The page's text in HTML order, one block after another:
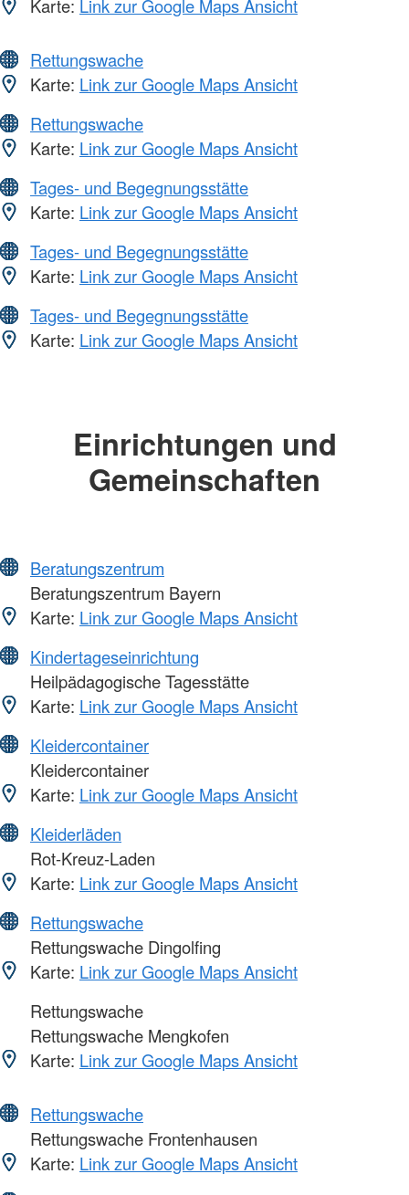
Karte: Link zur Google Maps Ansicht
Rettungswache
Karte: Link zur Google Maps Ansicht
Rettungswache
Karte: Link zur Google Maps Ansicht
Tages- und Begegnungsstätte
Karte: Link zur Google Maps Ansicht
Tages- und Begegnungsstätte
Karte: Link zur Google Maps Ansicht
Tages- und Begegnungsstätte
Karte: Link zur Google Maps Ansicht
Einrichtungen und
Gemeinschaften
Beratungszentrum
Beratungszentrum Bayern
Karte: Link zur Google Maps Ansicht
Kindertageseinrichtung
Heilpädagogische Tagesstätte
Karte: Link zur Google Maps Ansicht
Kleidercontainer
Kleidercontainer
Karte: Link zur Google Maps Ansicht
Kleiderläden
Rot-Kreuz-Laden
Karte: Link zur Google Maps Ansicht
Rettungswache
Rettungswache Dingolfing
Karte: Link zur Google Maps Ansicht
Rettungswache
Rettungswache Mengkofen
Karte: Link zur Google Maps Ansicht
Rettungswache
Rettungswache Frontenhausen
Karte: Link zur Google Maps Ansicht